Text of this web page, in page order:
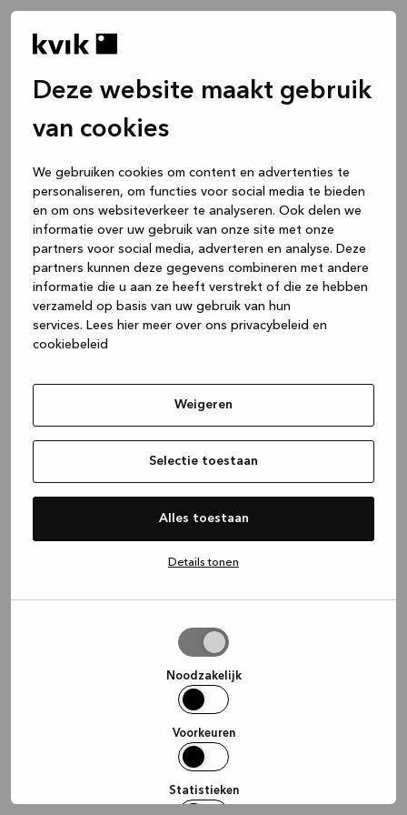
Deze website maakt gebruik
van cookies
We gebruiken cookies om content en advertenties te
personaliseren, om functies voor social media te bieden
en om ons websiteverkeer te analyseren. Ook delen we
informatie over uw gebruik van onze site met onze
partners voor social media, adverteren en analyse. Deze
partners kunnen deze gegevens combineren met andere
informatie die u aan ze heeft verstrekt of die ze hebben
verzameld op basis van uw gebruik van hun
services. Lees hier meer over ons privacybeleid en
cookiebeleid
Weigeren
Selectie toestaan
Alles toestaan
Details tonen
Noodzakelijk
Voorkeuren
Statistieken
(see the browser console for more
information).